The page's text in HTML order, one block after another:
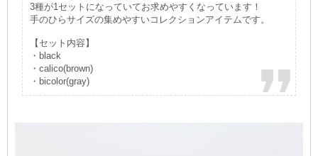
3種が1セットになっていてお求めやすくなっています！
手のひらサイズの集めやすいコレクションアイテムです。
【セット内容】
・black
・calico(brown)
・bicolor(gray)